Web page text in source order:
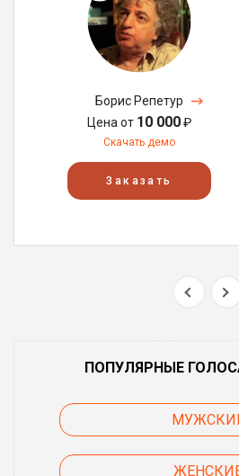
Борис Репетур
Цена от 10 000₽
Скачать демо
Заказать
ПОПУЛЯРНЫЕ